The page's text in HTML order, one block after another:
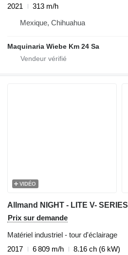
2021
313 m/h
Mexique, Chihuahua
Maquinaria Wiebe Km 24 Sa
VIDÉO
Allmand NIGHT - LITE V- SERIES
Prix sur demande
Matériel industriel - tour d'éclairage
2017
6 809 m/h
8.16 ch (6 kW)